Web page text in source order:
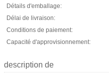
Détails d'emballage:
Délai de livraison:
Conditions de paiement:
Capacité d'approvisionnement:
description de